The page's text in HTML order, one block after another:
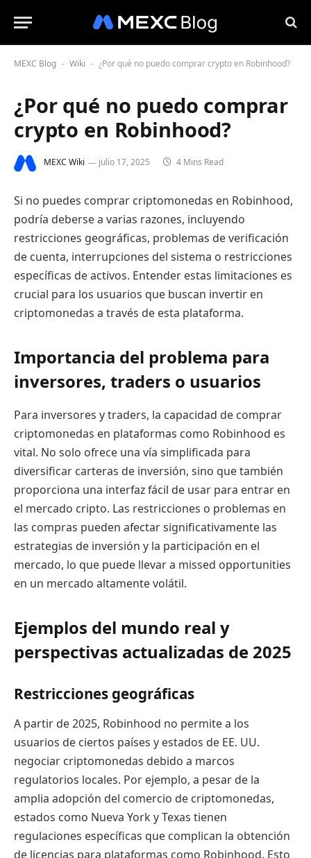
MEXC Blog - Wiki - ¿Por qué no puedo comprar crypto en Robinhood?
¿Por qué no puedo comprar
crypto en Robinhood?
MEXC Wiki julio 17, 2025 4 Mins Read
Si no puedes comprar criptomonedas en Robinhood,
podría deberse a varias razones, incluyendo
restricciones geográficas, problemas de verificación
de cuenta, interrupciones del sistema o restricciones
específicas de activos. Entender estas limitaciones es
crucial para los usuarios que buscan invertir en
criptomonedas a través de esta plataforma.
Importancia del problema para
inversores, traders o usuarios
Para inversores y traders, la capacidad de comprar
criptomonedas en plataformas como Robinhood es
vital. No solo ofrece una vía simplificada para
diversificar carteras de inversión, sino que también
proporciona una interfaz fácil de usar para entrar en
el mercado cripto. Las restricciones o problemas en
las compras pueden afectar significativamente las
estrategias de inversión y la participación en el
mercado, lo que puede llevar a missed opportunities
en un mercado altamente volátil.
Ejemplos del mundo real y
perspectivas actualizadas de 2025
Restricciones geográficas
A partir de 2025, Robinhood no permite a los
usuarios de ciertos países y estados de EE. UU.
negociar criptomonedas debido a marcos
regulatorios locales. Por ejemplo, a pesar de la
amplia adopción del comercio de criptomonedas,
estados como Nueva York y Texas tienen
regulaciones específicas que complican la obtención
de licencias para plataformas como Robinhood. Esto